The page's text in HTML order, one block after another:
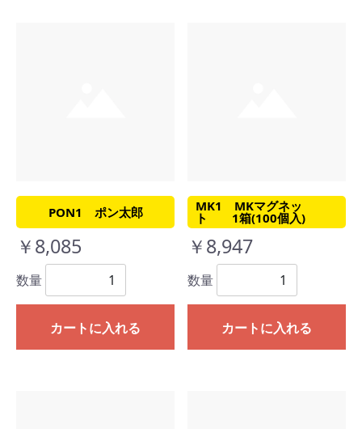
PON1 ポン太郎
￥8,085
数量
カートに入れる
MK1 MKマグネッ
ト 1箱(100個入)
￥8,947
数量
カートに入れる